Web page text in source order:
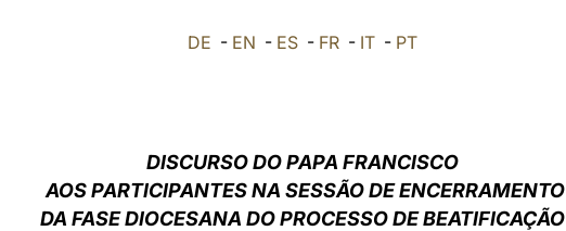
DE - EN - ES - FR - IT - PT
DISCURSO DO PAPA FRANCISCO
AOS PARTICIPANTES NA SESSÃO DE ENCERRAMENTO
DA FASE DIOCESANA DO PROCESSO DE BEATIFICAÇÃO